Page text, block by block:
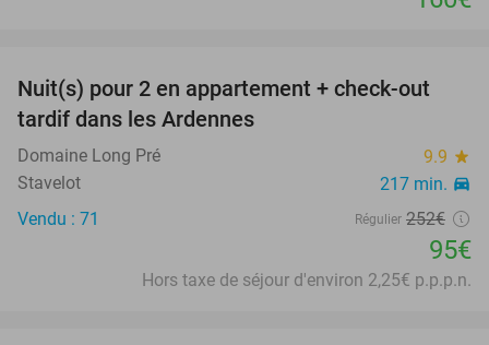
62%
Nuit(s) pour 2 en appartement + check-out
tardif dans les Ardennes
Domaine Long Pré 9.9 star
Stavelot 217 min. directions_car
Vendu : 71 Régulier 252€
95€
Hors taxe de séjour d'environ 2,25€ p.p.p.n.